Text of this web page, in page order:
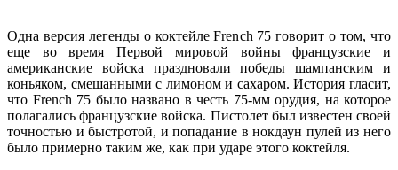
Одна версия легенды о коктейле French 75 говорит о том, что
еще во время Первой мировой войны французские и
американские войска праздновали победы шампанским и
коньяком, смешанными с лимоном и сахаром. История гласит,
что French 75 было названо в честь 75-мм орудия, на которое
полагались французские войска. Пистолет был известен своей
точностью и быстротой, и попадание в нокдаун пулей из него
было примерно таким же, как при ударе этого коктейля.